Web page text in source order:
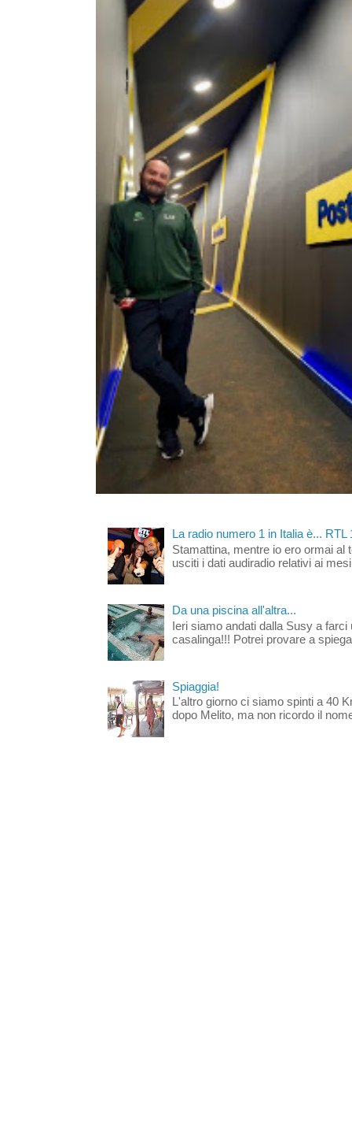
La radio numero 1 in Italia è... RTL
Stamattina, mentre io ero ormai al
usciti i dati audiradio relativi ai
Da una piscina all'altra...
Ieri siamo andati dalla Susy a
casalinga!!! Potrei provare a
Spiaggia!
L'altro giorno ci siamo spinti a 40
dopo Melito, ma non ricordo il